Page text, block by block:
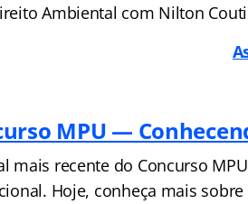
Ambiental com Nilton
MPU —
mais recente do Concurso
Hoje, conheça mais